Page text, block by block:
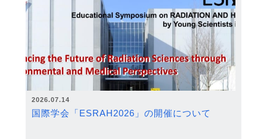
2026.07.14
国際学会「ESRAH2026」の開催について